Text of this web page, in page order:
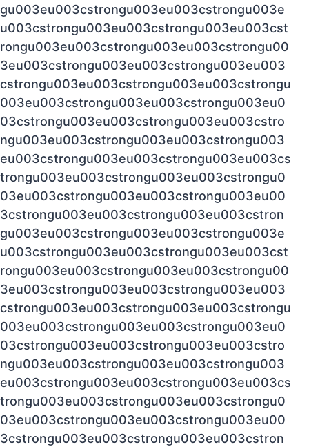
gu003eu003cstrongu003eu003cstrongu003e
u003cstrongu003eu003cstrongu003eu003cst
rongu003eu003cstrongu003eu003cstrongu00
3eu003cstrongu003eu003cstrongu003eu003
cstrongu003eu003cstrongu003eu003cstrongu
003eu003cstrongu003eu003cstrongu003eu0
03cstrongu003eu003cstrongu003eu003cstro
ngu003eu003cstrongu003eu003cstrongu003
eu003cstrongu003eu003cstrongu003eu003cs
trongu003eu003cstrongu003eu003cstrongu0
03eu003cstrongu003eu003cstrongu003eu00
3cstrongu003eu003cstrongu003eu003cstron
gu003eu003cstrongu003eu003cstrongu003e
u003cstrongu003eu003cstrongu003eu003cst
rongu003eu003cstrongu003eu003cstrongu00
3eu003cstrongu003eu003cstrongu003eu003
cstrongu003eu003cstrongu003eu003cstrongu
003eu003cstrongu003eu003cstrongu003eu0
03cstrongu003eu003cstrongu003eu003cstro
ngu003eu003cstrongu003eu003cstrongu003
eu003cstrongu003eu003cstrongu003eu003cs
trongu003eu003cstrongu003eu003cstrongu0
03eu003cstrongu003eu003cstrongu003eu00
3cstrongu003eu003cstrongu003eu003cstron